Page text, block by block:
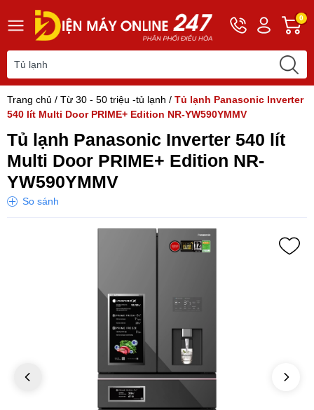
Hotline
0243
Tài
khoản
Khách
0
Trang chủ / Từ 30 - 50 triệu -tủ lạnh / Tủ lạnh Panasonic Inverter
540 lít Multi Door PRIME+ Edition NR-YW590YMMV
Tủ lạnh Panasonic Inverter 540 lít
Multi Door PRIME+ Edition NR-
YW590YMMV
So sánh